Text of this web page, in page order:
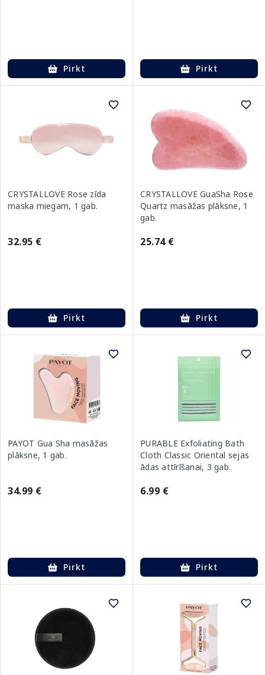
Pirkt Pirkt
CRYSTALLOVE Rose zīda
maska miegam, 1 gab.
32.95 €
Pirkt
CRYSTALLOVE GuaSha Rose
Quartz masāžas plāksne, 1
gab.
25.74 €
Pirkt
PAYOT Gua Sha masāžas
plāksne, 1 gab.
34.99 €
Pirkt
PURABLE Exfoliating Bath
Cloth Classic Oriental sejas
ādas attīrīšanai, 3 gab.
6.99 €
Pirkt